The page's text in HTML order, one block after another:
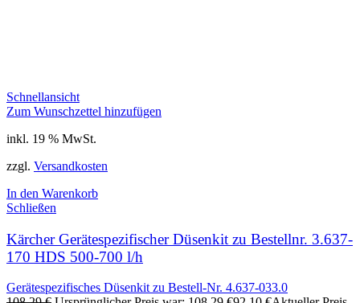
Schnellansicht
Zum Wunschzettel hinzufügen
inkl. 19 % MwSt.
zzgl. Versandkosten
In den Warenkorb
Schließen
Kärcher Gerätespezifischer Düsenkit zu Bestellnr. 3.637-
170 HDS 500-700 l/h
Gerätespezifisches Düsenkit zu Bestell-Nr. 4.637-033.0